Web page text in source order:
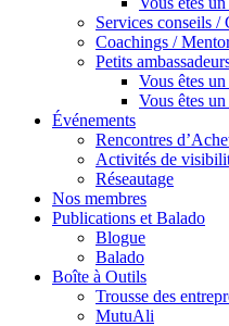
Services conseils /
Coachings /
Petits
Vous êtes
Vous êtes
Événements
Rencontres
Activités de
Réseautage
Nos membres
Publications et Balado
Blogue
Balado
Boîte à Outils
Trousse des
MutuAli